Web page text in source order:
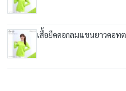
เสื้อยืดคอกลมแขนยาวคอท